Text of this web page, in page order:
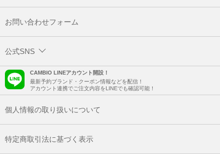
お問い合わせフォーム
公式SNS
CAMBIO LINEアカウント開設！
最新予約ブランド・クーポン情報などを配信！
アカウント連携でご注文内容をLINEでも確認可能！
個人情報の取り扱いについて
特定商取引法に基づく表示